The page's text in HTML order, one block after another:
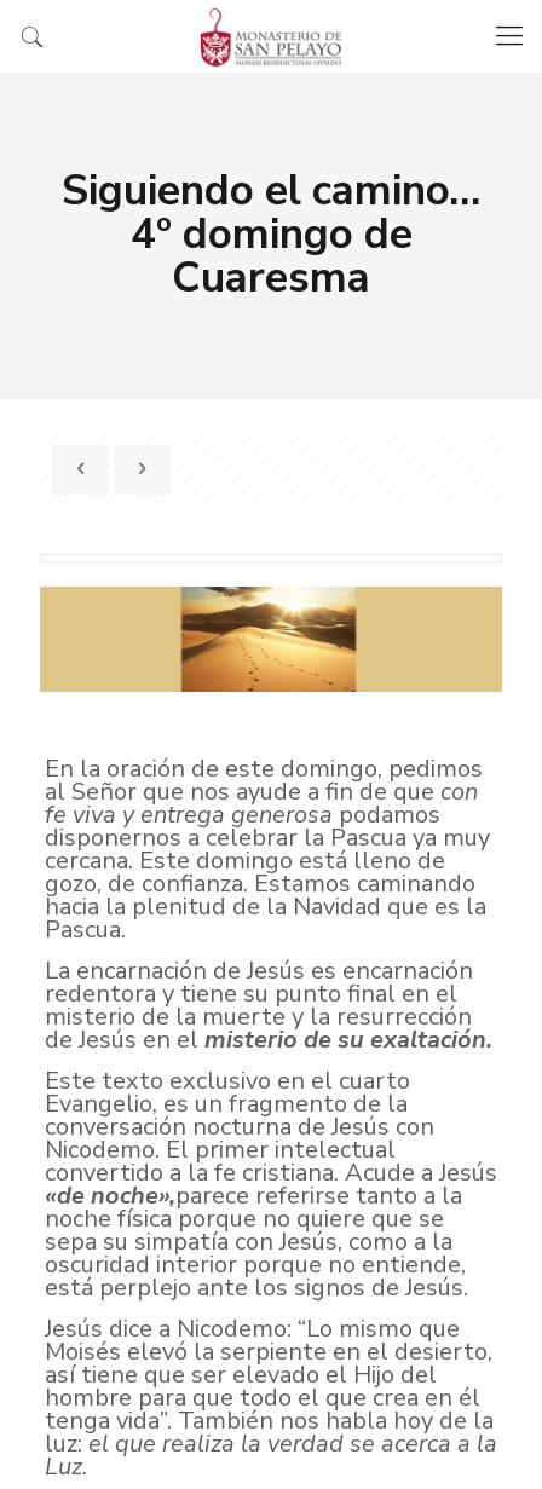
Siguiendo el camino…
4º domingo de
Cuaresma
En la oración de este domingo, pedimos
al Señor que nos ayude a fin de que con
fe viva y entrega generosa podamos
disponernos a celebrar la Pascua ya muy
cercana. Este domingo está lleno de
gozo, de confianza. Estamos caminando
hacia la plenitud de la Navidad que es la
Pascua.
La encarnación de Jesús es encarnación
redentora y tiene su punto final en el
misterio de la muerte y la resurrección
de Jesús en el misterio de su exaltación.
Este texto exclusivo en el cuarto
Evangelio, es un fragmento de la
conversación nocturna de Jesús con
Nicodemo. El primer intelectual
convertido a la fe cristiana. Acude a Jesús
«de noche»,parece referirse tanto a la
noche física porque no quiere que se
sepa su simpatía con Jesús, como a la
oscuridad interior porque no entiende,
está perplejo ante los signos de Jesús.
Jesús dice a Nicodemo: “Lo mismo que
Moisés elevó la serpiente en el desierto,
así tiene que ser elevado el Hijo del
hombre para que todo el que crea en él
tenga vida”. También nos habla hoy de la
luz:el que realiza la verdad se acerca a la
Luz.